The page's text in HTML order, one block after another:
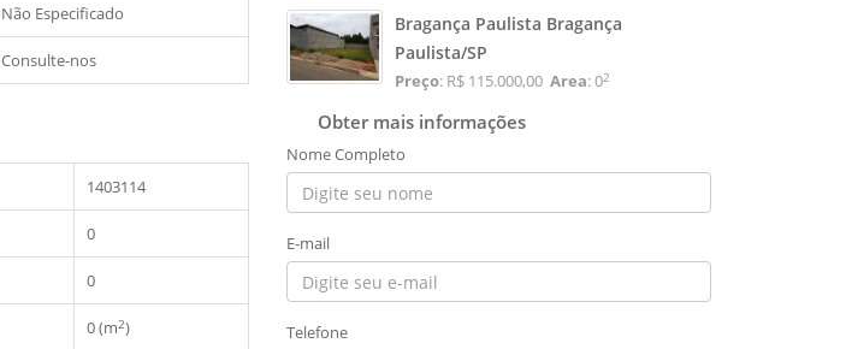
Não Especificado
Consulte-nos
1403114
0
0
0 (m2)
Bragança Paulista Bragança
Paulista/SP
Preço: R$ 115.000,00 Area: 02
Obter mais informações
Nome Completo
E-mail
Telefone